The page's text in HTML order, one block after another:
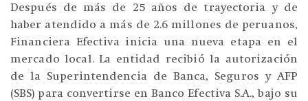
Después de más de 25 años de trayectoria y de
haber atendido a más de 2.6 millones de peruanos,
Financiera Efectiva inicia una nueva etapa en el
mercado local. La entidad recibió la autorización
de la Superintendencia de Banca, Seguros y AFP
(SBS) para convertirse en Banco Efectiva S.A., bajo su